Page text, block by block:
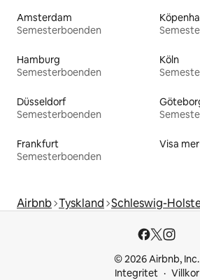
Amsterdam
Semesterboenden
Hamburg
Semesterboenden
Köln
Düsseldorf
Semesterboenden
Frankfurt
Semesterboenden
Visa mer
Airbnb Tyskland Schleswig-
© 2026 Airbnb, Inc.
Integritet
Villkor